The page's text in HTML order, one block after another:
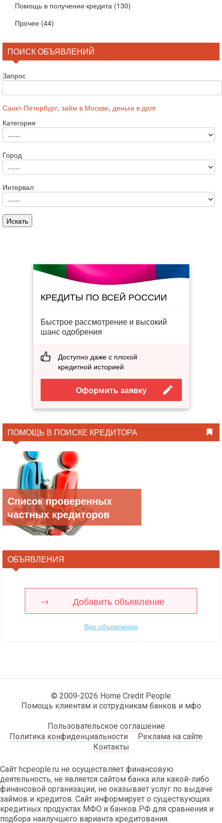
Помощь в получении кредита (130)
Прочее (44)
ПОИСК ОБЪЯВЛЕНИЙ
Запрос
Санкт-Петербург, займ в Москве, деньги в долг
Категория
Город
Интервал
КРЕДИТЫ ПО ВСЕЙ РОССИИ
Быстрое рассмотрение и высокий
шанс одобрения
Доступно даже с плохой
кредитной историей
Оформить заявку
ПОМОЩЬ В ПОИСКЕ КРЕДИТОРА
Список проверенных
частных кредиторов
ОБЪЯВЛЕНИЯ
Добавить объявление
Все объявления
© 2009-2026 Home Credit People
Помощь клиентам и сотрудникам банков и мфо
Пользовательское соглашение
Политика конфиденциальности
Реклама на сайте
Контакты
Сайт hcpeople.ru не осуществляет финансовую
деятельность, не является сайтом банка или какой-либо
финансовой организации, не оказывает услуг по выдаче
займов и кредитов. Сайт информирует о существующих
кредитных продуктах МФО и банков РФ для сравнения и
подбора наилучшего варианта кредитования.